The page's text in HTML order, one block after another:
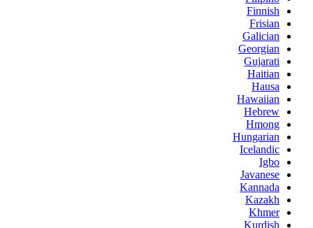
Finnish
Frisian
Galician
Georgian
Gujarati
Haitian
Hausa
Hawaiian
Hebrew
Hmong
Hungarian
Icelandic
Igbo
Javanese
Kannada
Kazakh
Khmer
Kurdish